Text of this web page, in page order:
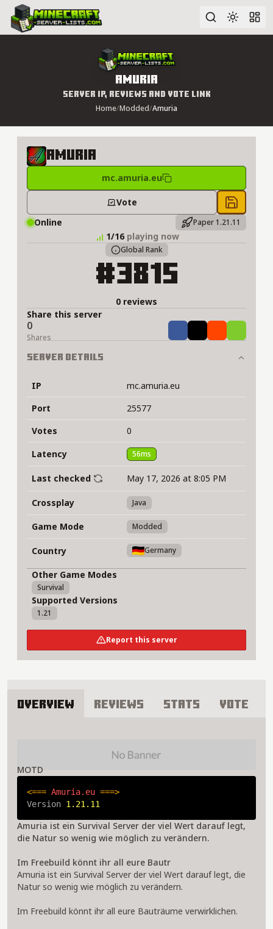
Advanced search
Amuria
Server IP, Reviews and Vote Link
Home/Modded/Amuria
Amuria
mc.amuria.eu
Vote Save to
Online Paper 1.21.11
1/16 playing now
Global Rank
#3815
0 reviews
Share this server
0
Shares ShareTweetShareShare
Server Details
IP
mc.amuria.eu
Port
25577
Votes
0
Latency
56ms
Last checked May 17, 2026 at 8:05 PM
Crossplay Java
Game Mode Modded
Country Germany
Other Game Modes
Survival
Supported Versions
1.21
Report this server
Overview Reviews Stats Vote
MOTD
<=== Amuria.eu ===>
Version 1.21.11
Amuria ist ein Survival Server der viel Wert darauf legt,
die Natur so wenig wie möglich zu verändern.
Im Freebuild könnt ihr all eure Bautr
Amuria ist ein Survival Server der viel Wert darauf legt, die
Natur so wenig wie möglich zu verändern.
Im Freebuild könnt ihr all eure Bauträume verwirklichen.